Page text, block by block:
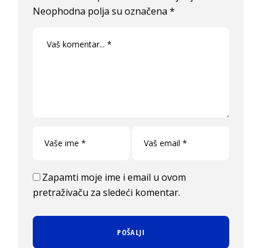
Neophodna polja su označena*
Zapamti moje ime i email u ovom
pretraživaču za sledeći komentar.